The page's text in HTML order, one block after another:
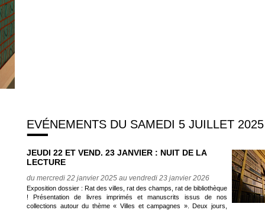
EVÉNEMENTS DU SAMEDI 5 JUILLET 2025
JEUDI 22 ET VEND. 23 JANVIER : NUIT DE LA
LECTURE
du mercredi 22 janvier 2025 au vendredi 23 janvier 2026
Exposition dossier : Rat des villes, rat des champs, rat de bibliothèque
! Présentation de livres imprimés et manuscrits issus de nos
collections autour du thème « Villes et campagnes ». Deux jours,